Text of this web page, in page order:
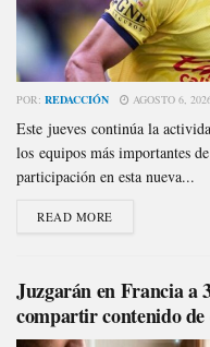
POR: REDACCIÓN AGOSTO 6,
Este jueves continúa la
los equipos más importantes
participación en esta nueva...
READ MORE
Juzgarán en Francia a
compartir contenido